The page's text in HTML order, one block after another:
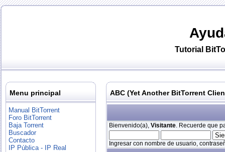
Tutorial
ABC (Yet Another BitTorrent
Bienvenido(a), Visitante. Recuerde que
Ingresar con nombre de usuario,
Menu principal
Manual BitTorrent
Foro BitTorrent
Baja Torrent
Buscador
Contacto
IP Pública - IP Real